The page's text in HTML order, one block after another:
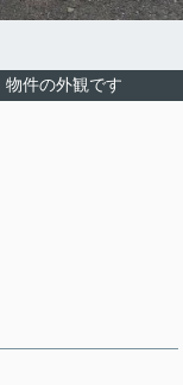
物件の外観です